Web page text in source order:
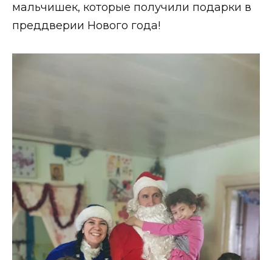
мальчишек, которые получили подарки в
преддверии Нового года!